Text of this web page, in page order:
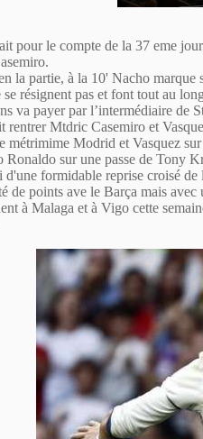
pour le compte de la 37 eme
la partie, à la 10' Nacho
résignent pas et font tout au
va payer par l’intermédiaire de
Mtdric Casemiro et
métrimime Modrid et Vasquez
sur une passe de Tony
formidable reprise croisé
de points ave le Barça mais
à Malaga et à Vigo cette